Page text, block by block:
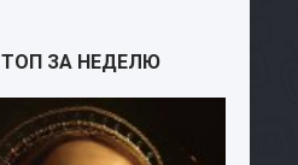
ТОП ЗА НЕДЕЛЮ